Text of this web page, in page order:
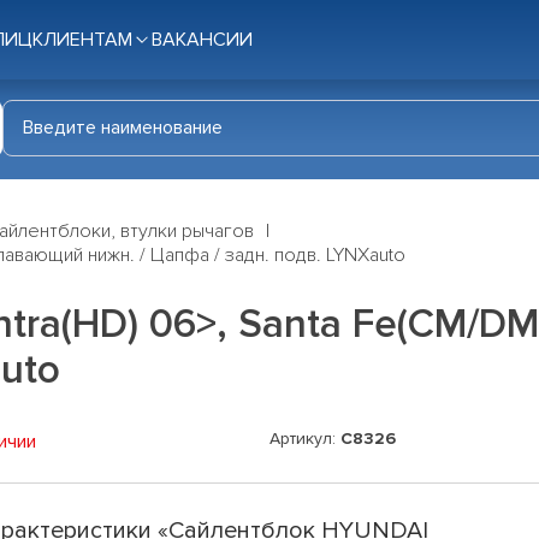
КЛИЕНТАМ ВАКАНСИИ
втулки рычагов
нижн. / Цапфа / задн. подв. LYNXauto
06>, Santa Fe(CM/
Артикул: C8326
«Сайлентблок HYUNDAI